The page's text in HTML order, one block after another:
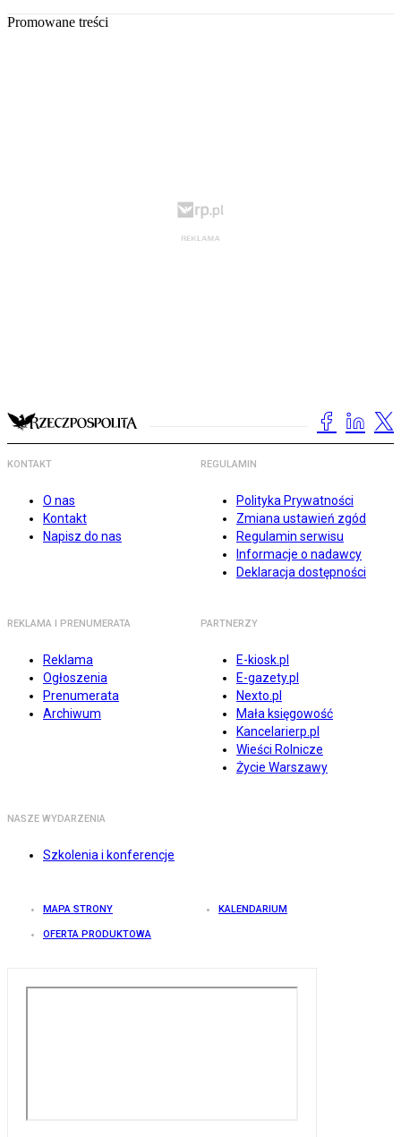
Promowane treści
KONTAKT
O nas
Kontakt
Napisz do nas
REGULAMIN
Polityka Prywatności
Zmiana ustawień zgód
Regulamin serwisu
Informacje o nadawcy
Deklaracja dostępności
REKLAMA I PRENUMERATA
Reklama
Ogłoszenia
Prenumerata
Archiwum
PARTNERZY
E-kiosk.pl
E-gazety.pl
Nexto.pl
Mała księgowość
Kancelarierp.pl
Wieści Rolnicze
Życie Warszawy
NASZE WYDARZENIA
Szkolenia i konferencje
MAPA STRONY KALENDARIUM
OFERTA PRODUKTOWA